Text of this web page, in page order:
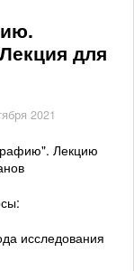
для
2021
Лекцию
исследования